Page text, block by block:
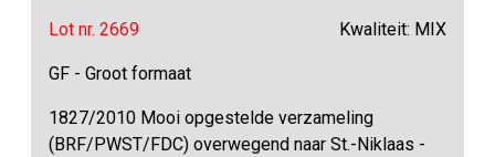
Lot nr. 2669 Kwaliteit: MIX
GF - Groot formaat
1827/2010 Mooi opgestelde verzameling
(BRF/PWST/FDC) overwegend naar St.-Niklaas -